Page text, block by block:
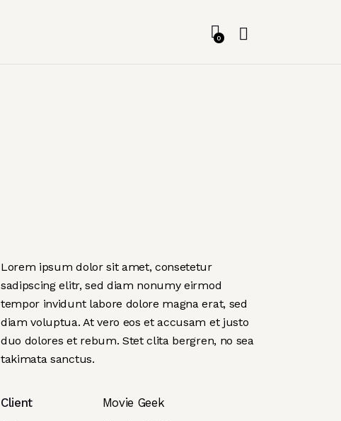
0
Lorem ipsum dolor sit amet, consetetur
sadipscing elitr, sed diam nonumy eirmod
tempor invidunt labore dolore magna erat, sed
diam voluptua. At vero eos et accusam et justo
duo dolores et rebum. Stet clita bergren, no sea
takimata sanctus.
Client
Movie Geek